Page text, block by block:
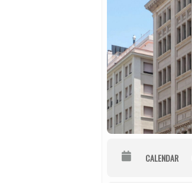
CALENDAR